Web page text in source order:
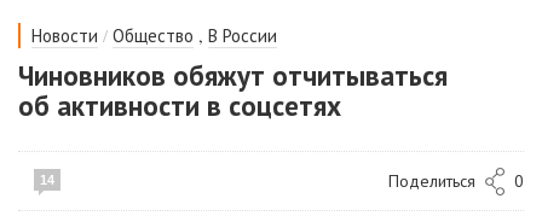
Новости / Общество , В России
Чиновников обяжут отчитываться
об активности в соцсетях
14 Поделиться 0